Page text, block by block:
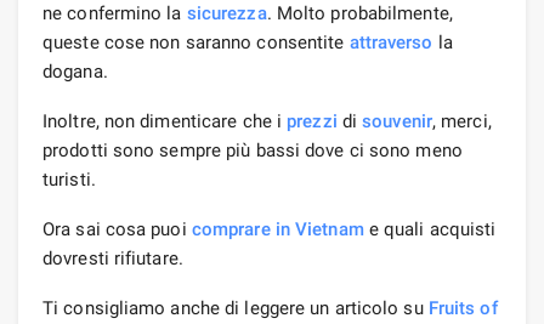
ne confermino la sicurezza. Molto probabilmente,
queste cose non saranno consentite attraverso la
dogana.
Inoltre, non dimenticare che i prezzi disouvenir, merci,
prodotti sono sempre più bassi dove ci sono meno
turisti.
Ora sai cosa puoi comprare in Vietname quali acquisti
dovresti rifiutare.
Ti consigliamo anche di leggere un articolo su Fruits of